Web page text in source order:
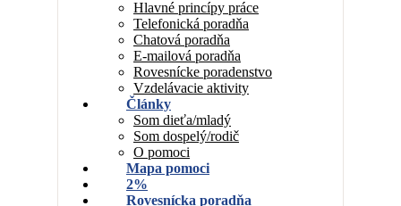
Hlavné princípy práce
Telefonická poradňa
Chatová poradňa
E-mailová poradňa
Rovesnícke poradenstvo
Vzdelávacie aktivity
Články
Som dieťa/mladý
Som dospelý/rodič
O pomoci
Mapa pomoci
2%
Rovesnícka poradňa